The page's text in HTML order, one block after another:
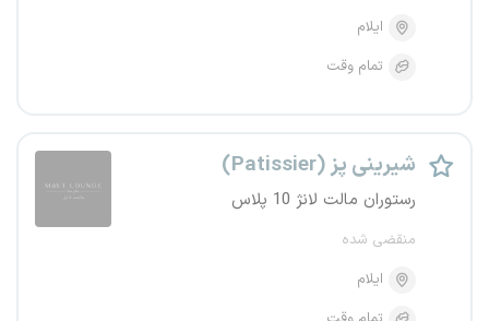
ایلام
تمام وقت
شیرینی پز (Patissier)
رستوران مالت لانژ 10 پلاس
منقضی شده
ایلام